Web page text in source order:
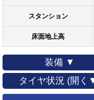
スタンション
床面地上高
装備 ▼
タイヤ状況 (開く